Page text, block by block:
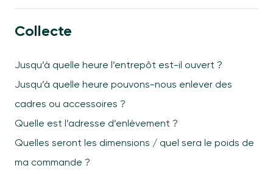
Collecte
Jusqu’à quelle heure l’entrepôt est-il ouvert ?
Jusqu’à quelle heure pouvons-nous enlever des
cadres ou accessoires ?
Quelle est l’adresse d’enlèvement ?
Quelles seront les dimensions / quel sera le poids de
ma commande ?